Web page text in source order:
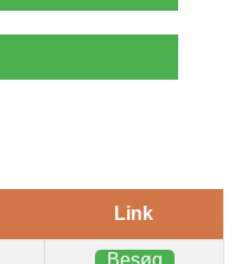
Link
Besøg